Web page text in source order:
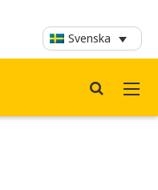
Svenska